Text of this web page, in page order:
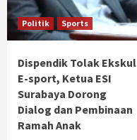
Politik Sports
Dispendik Tolak Ekskul
E-sport, Ketua ESI
Surabaya Dorong
Dialog dan Pembinaan
Ramah Anak